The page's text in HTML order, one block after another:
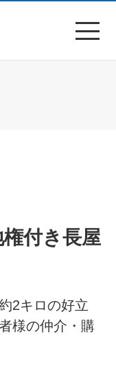
付き長屋
2キロの好立
様の仲介・購